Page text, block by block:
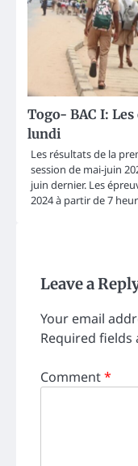
Togo- BAC I:
lundi
Les résultats de la
session de mai-juin
juin dernier. Les
2024 à partir de 7
Leave a
Your email
Required fields
Comment*